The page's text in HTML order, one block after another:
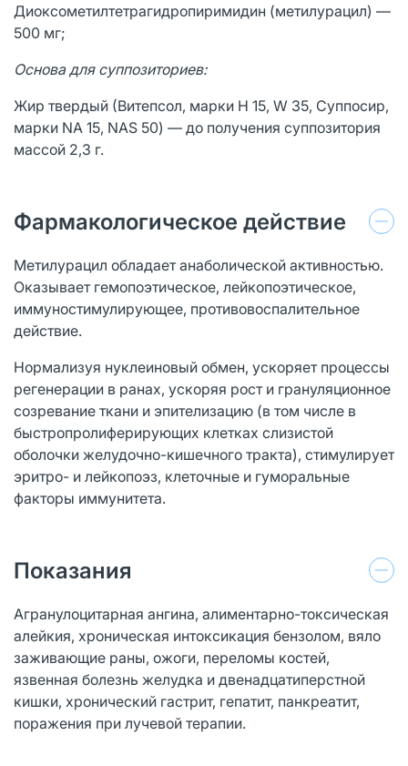
Диоксометилтетрагидропиримидин (метилурацил) —
500 мг;
Основа для суппозиториев:
Жир твердый (Витепсол, марки H 15, W 35, Суппосир,
марки NA 15, NAS 50) — до получения суппозитория
массой 2,3 г.
Фармакологическое действие
Метилурацил обладает анаболической активностью.
Оказывает гемопоэтическое, лейкопоэтическое,
иммуностимулирующее, противовоспалительное
действие.
Нормализуя нуклеиновый обмен, ускоряет процессы
регенерации в ранах, ускоряя рост и грануляционное
созревание ткани и эпителизацию (в том числе в
быстропролиферирующих клетках слизистой
оболочки желудочно-кишечного тракта), стимулирует
эритро- и лейкопоэз, клеточные и гуморальные
факторы иммунитета.
Показания
Агранулоцитарная ангина, алиментарно-токсическая
алейкия, хроническая интоксикация бензолом, вяло
заживающие раны, ожоги, переломы костей,
язвенная болезнь желудка и двенадцатиперстной
кишки, хронический гастрит, гепатит, панкреатит,
поражения при лучевой терапии.